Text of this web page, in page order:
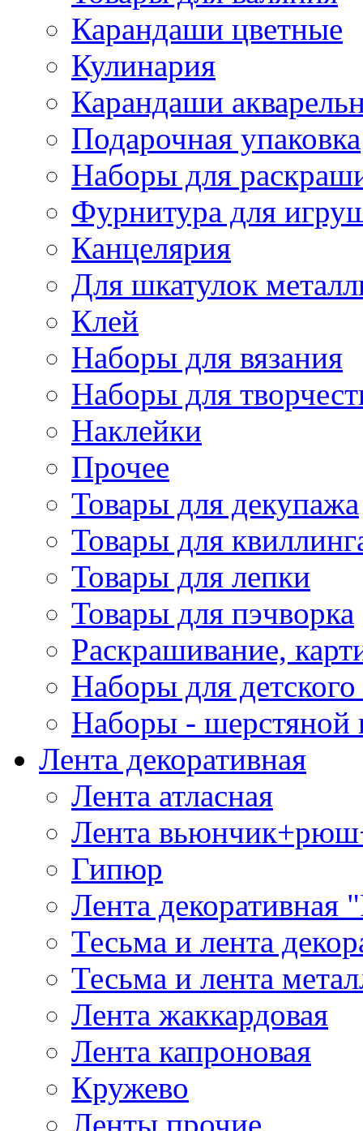
Карандаши цветные
Кулинария
Карандаши
Подарочная упаковка
Наборы для
Фурнитура для
Канцелярия
Для шкатулок
Клей
Наборы для вязания
Наборы для
Наклейки
Прочее
Товары для декупажа
Товары для
Товары для лепки
Товары для пэчворка
Раскрашивание,
Наборы для
Наборы - шерстяной
Лента декоративная
Лента атласная
Лента
Гипюр
Лента декоративная
Тесьма и лента
Тесьма и лента
Лента жаккардовая
Лента капроновая
Кружево
Ленты прочие